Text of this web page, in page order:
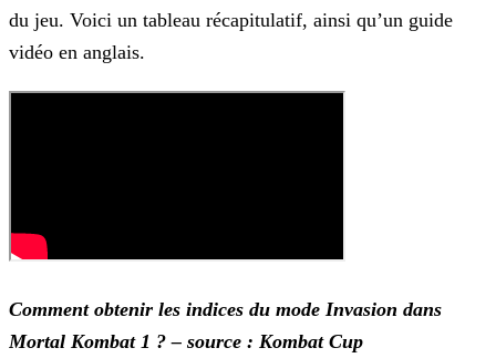
du jeu. Voici un tableau récapitulatif, ainsi qu’un guide
vidéo en anglais.
Comment obtenir les indices du mode Invasion dans
Mortal Kombat 1 ? – source : Kombat Cup